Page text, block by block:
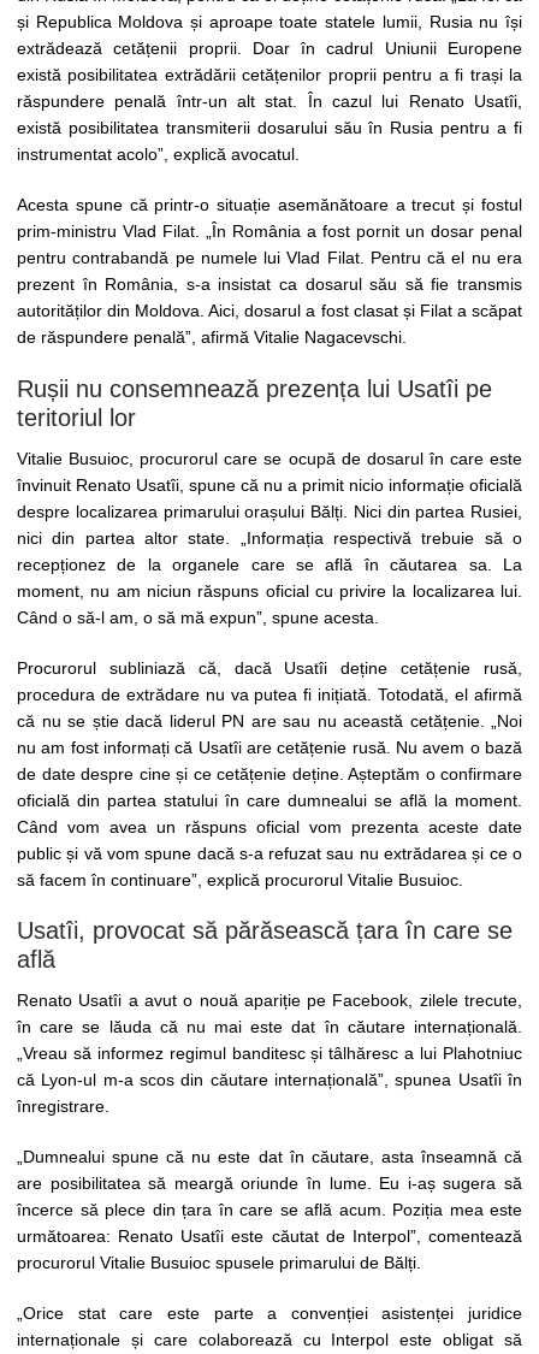
și Republica Moldova și aproape toate statele lumii, Rusia nu își
extrădează cetățenii proprii. Doar în cadrul Uniunii Europene
există posibilitatea extrădării cetățenilor proprii pentru a fi trași la
răspundere penală într-un alt stat. În cazul lui Renato Usatîi,
există posibilitatea transmiterii dosarului său în Rusia pentru a fi
instrumentat acolo”, explică avocatul.
Acesta spune că printr-o situație asemănătoare a trecut și fostul
prim-ministru Vlad Filat. „În România a fost pornit un dosar penal
pentru contrabandă pe numele lui Vlad Filat. Pentru că el nu era
prezent în România, s-a insistat ca dosarul său să fie transmis
autorităților din Moldova. Aici, dosarul a fost clasat și Filat a scăpat
de răspundere penală”, afirmă Vitalie Nagacevschi.
Rușii nu consemnează prezența lui Usatîi pe
teritoriul lor
Vitalie Busuioc, procurorul care se ocupă de dosarul în care este
învinuit Renato Usatîi, spune că nu a primit nicio informație oficială
despre localizarea primarului orașului Bălți. Nici din partea Rusiei,
nici din partea altor state. „Informația respectivă trebuie să o
recepționez de la organele care se află în căutarea sa. La
moment, nu am niciun răspuns oficial cu privire la localizarea lui.
Când o să-l am, o să mă expun”, spune acesta.
Procurorul subliniază că, dacă Usatîi deține cetățenie rusă,
procedura de extrădare nu va putea fi inițiată. Totodată, el afirmă
că nu se știe dacă liderul PN are sau nu această cetățenie. „Noi
nu am fost informați că Usatîi are cetățenie rusă. Nu avem o bază
de date despre cine și ce cetățenie deține. Așteptăm o confirmare
oficială din partea statului în care dumnealui se află la moment.
Când vom avea un răspuns oficial vom prezenta aceste date
public și vă vom spune dacă s-a refuzat sau nu extrădarea și ce o
să facem în continuare”, explică procurorul Vitalie Busuioc.
Usatîi, provocat să părăsească țara în care se
află
Renato Usatîi a avut o nouă apariție pe Facebook, zilele trecute,
în care se lăuda că nu mai este dat în căutare internațională.
„Vreau să informez regimul banditesc și tâlhăresc a lui Plahotniuc
că Lyon-ul m-a scos din căutare internațională”, spunea Usatîi în
înregistrare.
„Dumnealui spune că nu este dat în căutare, asta înseamnă că
are posibilitatea să meargă oriunde în lume. Eu i-aș sugera să
încerce să plece din țara în care se află acum. Poziția mea este
următoarea: Renato Usatîi este căutat de Interpol”, comentează
procurorul Vitalie Busuioc spusele primarului de Bălți.
„Orice stat care este parte a convenției asistenței juridice
internaționale și care colaborează cu Interpol este obligat să